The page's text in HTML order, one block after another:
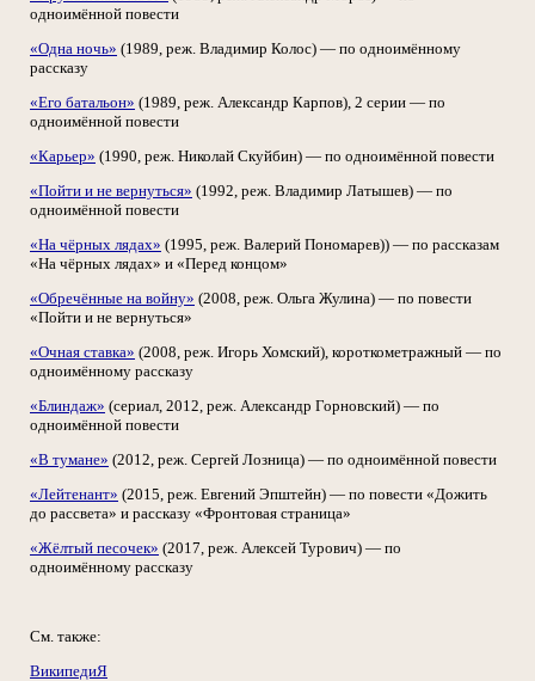
одноимённой повести
«Одна ночь» (1989, реж. Владимир Колос) — по одноимённому
рассказу
«Его батальон» (1989, реж. Александр Карпов), 2 серии — по
одноимённой повести
«Карьер» (1990, реж. Николай Скуйбин) — по одноимённой повести
«Пойти и не вернуться» (1992, реж. Владимир Латышев) — по
одноимённой повести
«На чёрных лядах» (1995, реж. Валерий Пономарев)) — по рассказам
«На чёрных лядах» и «Перед концом»
«Обречённые на войну» (2008, реж. Ольга Жулина) — по повести
«Пойти и не вернуться»
«Очная ставка» (2008, реж. Игорь Хомский), короткометражный — по
одноимённому рассказу
«Блиндаж» (сериал, 2012, реж. Александр Горновский) — по
одноимённой повести
«В тумане» (2012, реж. Сергей Лозница) — по одноимённой повести
«Лейтенант» (2015, реж. Евгений Эпштейн) — по повести «Дожить
до рассвета» и рассказу «Фронтовая страница»
«Жёлтый песочек» (2017, реж. Алексей Турович) — по
одноимённому рассказу
См. также:
ВикипедиЯ